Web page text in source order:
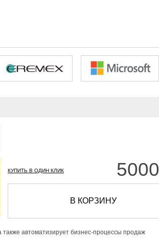
КУПИТЬ В ОДИН КЛИК 5000
В КОРЗИНУ
автоматизирует бизнес-процессы продаж